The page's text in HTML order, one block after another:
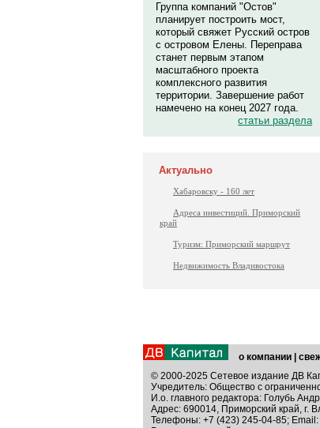
Группа компаний "Остов"
планирует построить мост,
который свяжет Русский остров
с островом Елены. Переправа
станет первым этапом
масштабного проекта
комплексного развития
территории. Завершение работ
намечено на конец 2027 года.
статьи раздела
Актуально
Хабаровску - 160 лет
Адреса инвестиций. Приморский
край
Туризм: Приморский маршрут
Недвижимость Владивостока
о компании
© 2000-2025 Сетевое издание ДВ
Учредитель: Общество с
И.о. главного редактора: Голубь
Адрес: 690014, Приморский край, г.
Телефоны: +7 (423) 245-04-85; Email: